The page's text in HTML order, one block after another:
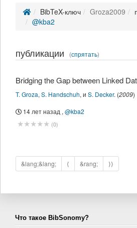
BibTeX-ключ Groza2009
@kba2
публикации (спрятать)
T. Groza, S. Handschuh, и S. Decker. (2009)
14 лет назад , @kba2
(0)
&lang;&lang; ⟨ &rang; ⟩⟩
Что такое BibSonomy?